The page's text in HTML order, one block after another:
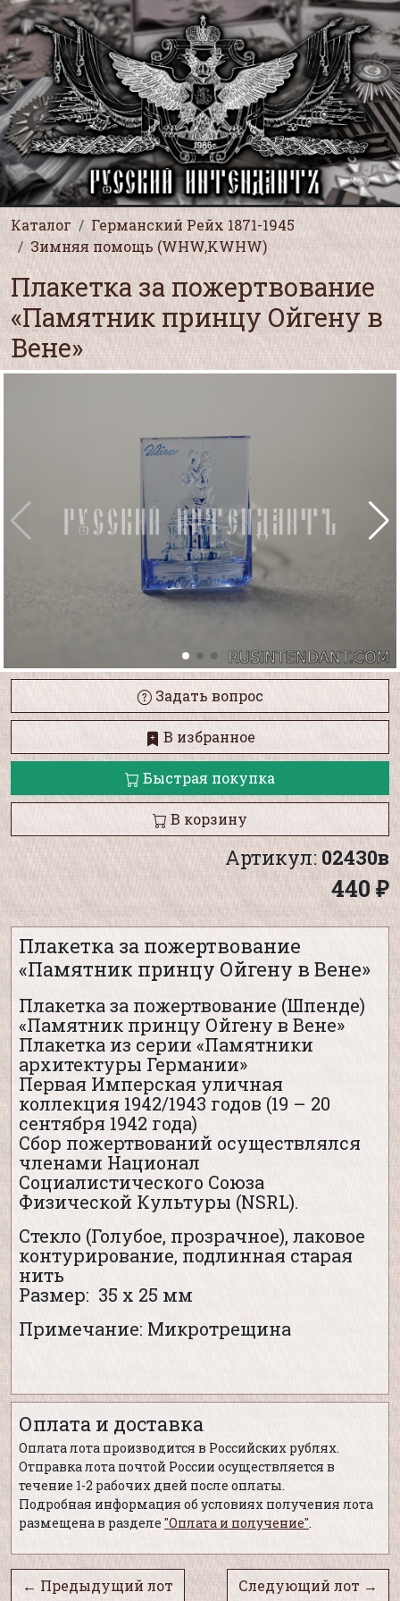
Каталог
Германский Рейх 1871-1945
Зимняя помощь (WHW,KWHW)
Плакетка за пожертвование
«Памятник принцу Ойгену в
Вене»
Задать вопрос
В избранное
Быстрая покупка
В корзину
Артикул:02430в
440 ₽
Плакетка за пожертвование
«Памятник принцу Ойгену в Вене»
Плакетка за пожертвование (Шпенде)
«Памятник принцу Ойгену в Вене»
Плакетка из серии «Памятники
архитектуры Германии»
Первая Имперская уличная
коллекция 1942/1943 годов (19 – 20
сентября 1942 года)
Сбор пожертвований осуществлялся
членами Национал
Социалистического Союза
Физической Культуры (NSRL).
Стекло (Голубое, прозрачное), лаковое
контурирование, подлинная старая
нить
Размер: 35 х 25 мм
Примечание: Микротрещина
Оплата и доставка
Оплата лота производится в Российских рублях.
Отправка лота почтой России осуществляется в
течение 1-2 рабочих дней после оплаты.
Подробная информация об условиях получения лота
размещена в разделе "Оплата и получение".
← Предыдущий лот Следующий лот →